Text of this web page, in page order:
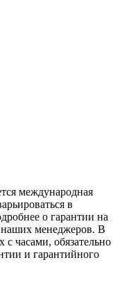
международная
в
о гарантии на
наших менеджеров. В
часами, обязательно
и гарантийного